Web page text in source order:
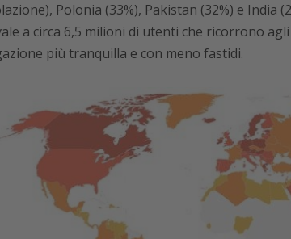
Polonia (33%), Pakistan (32%) e India
a circa 6,5 milioni di utenti che ricorrono
più tranquilla e con meno fastidi.